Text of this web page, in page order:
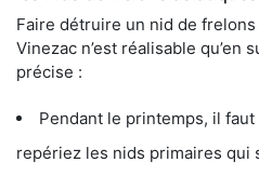
Faire détruire un nid de
Vinezac n’est réalisable qu’en
précise :
Pendant le printemps, il
repériez les nids primaires qui